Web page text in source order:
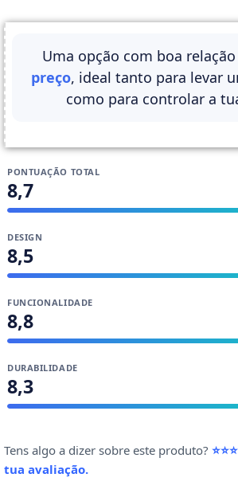
Uma opção com boa relação
preço, ideal tanto para levar
como para controlar a
PONTUAÇÃO TOTAL
8,7
DESIGN
8,5
FUNCIONALIDADE
8,8
DURABILIDADE
8,3
Tens algo a dizer sobre este produto?
tua avaliação.